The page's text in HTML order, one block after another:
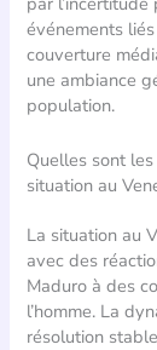
événements
couverture
une ambiance
population.
Quelles sont
situation au
La situation au
avec des
Maduro à des
l’homme. La
résolution